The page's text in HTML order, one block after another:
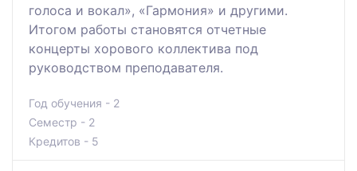
голоса и вокал», «Гармония» и другими.
Итогом работы становятся отчетные
концерты хорового коллектива под
руководством преподавателя.
Год обучения - 2
Семестр - 2
Кредитов - 5